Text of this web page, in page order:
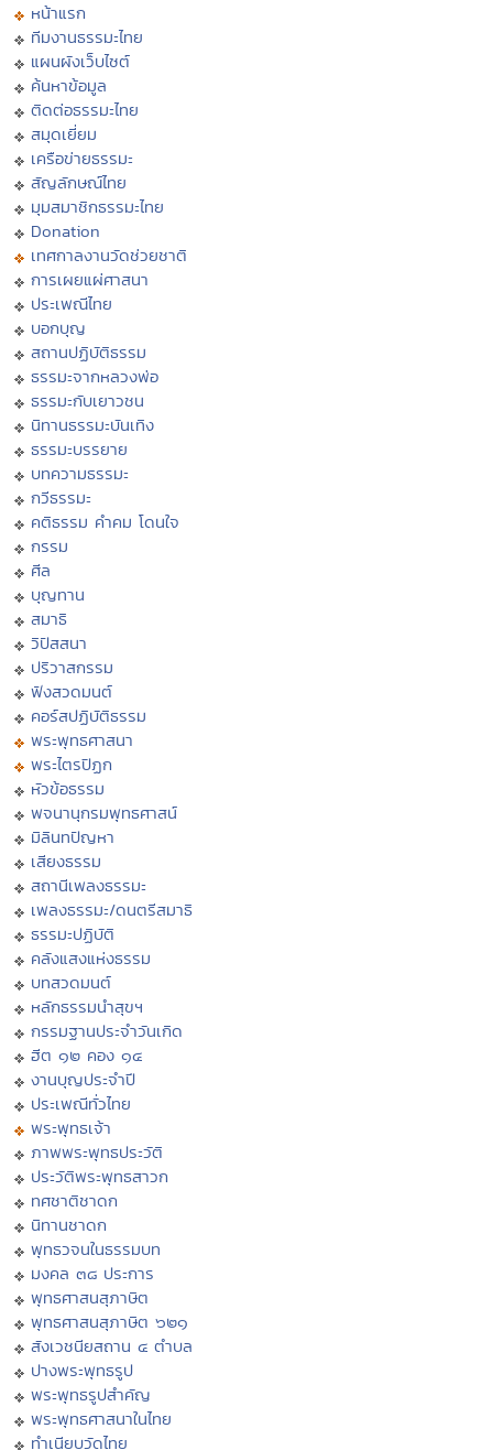
หน้าแรก
ทีมงานธรรมะไทย
แผนผังเว็บไซต์
ค้นหาข้อมูล
ติดต่อธรรมะไทย
สมุดเยี่ยม
เครือข่ายธรรมะ
สัญลักษณ์ไทย
มุมสมาชิกธรรมะไทย
Donation
เทศกาลงานวัดช่วยชาติ
การเผยแผ่ศาสนา
ประเพณีไทย
บอกบุญ
สถานปฏิบัติธรรม
ธรรมะจากหลวงพ่อ
ธรรมะกับเยาวชน
นิทานธรรมะบันเทิง
ธรรมะบรรยาย
บทความธรรมะ
กวีธรรมะ
คติธรรม คำคม โดนใจ
กรรม
ศีล
บุญทาน
สมาธิ
วิปัสสนา
ปริวาสกรรม
ฟังสวดมนต์
คอร์สปฏิบัติธรรม
พระพุทธศาสนา
พระไตรปิฏก
หัวข้อธรรม
พจนานุกรมพุทธศาสน์
มิลินทปัญหา
เสียงธรรม
สถานีเพลงธรรมะ
เพลงธรรมะ/ดนตรีสมาธิ
ธรรมะปฏิบัติ
คลังแสงแห่งธรรม
บทสวดมนต์
หลักธรรมนำสุขฯ
กรรมฐานประจำวันเกิด
ฮีต ๑๒ คอง ๑๔
งานบุญประจำปี
ประเพณีทั่วไทย
พระพุทธเจ้า
ภาพพระพุทธประวัติ
ประวัติพระพุทธสาวก
ทศชาติชาดก
นิทานชาดก
พุทธวจนในธรรมบท
มงคล ๓๘ ประการ
พุทธศาสนสุภาษิต
พุทธศาสนสุภาษิต ๖๒๑
สังเวชนียสถาน ๔ ตำบล
ปางพระพุทธรูป
พระพุทธรูปสำคัญ
พระพุทธศาสนาในไทย
ทำเนียบวัดไทย